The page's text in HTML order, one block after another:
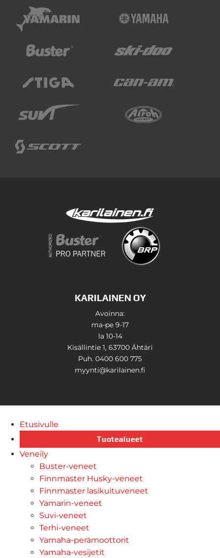
KARILAINEN OY
Avoinna:
ma-pe 9-17
la 10-14
Kisällintie 1, 63700 Ähtäri
Puh. 0400 600 775
myynti@karilainen.fi
Etusivulle
Tuotealueet
Veneily
Buster-veneet
Finnmaster Husky-veneet
Finnmaster lasikuituveneet
Yamarin-veneet
Suvi-veneet
Terhi-veneet
Yamaha-perämoottorit
Yamaha-vesijetit